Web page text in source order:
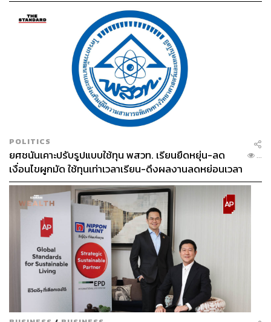
POLITICS
ยศชนันเคาะปรับรูปแบบใช้ทุน พสวท. เรียนยืดหยุ่น-ลด
เงื่อนไขผูกมัด ใช้ทุนเท่าเวลาเรียน-ดึงผลงานลดหย่อนเวลา
ดันให้มีผลย้อนหลัง
...